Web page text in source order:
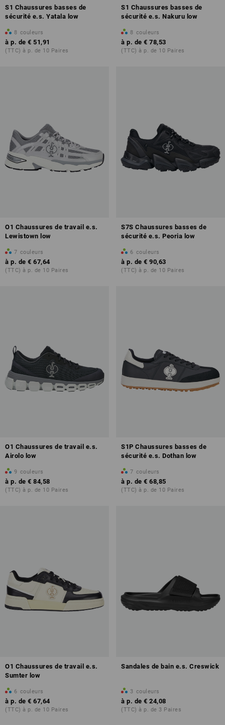
S1 Chaussures basses de
sécurité e.s. Yatala low
8 couleurs
à p. de € 51,91
(TTC) à p. de 10 Paires
S1 Chaussures basses de
sécurité e.s. Nakuru low
8 couleurs
à p. de € 78,53
(TTC) à p. de 10 Paires
O1 Chaussures de travail e.s.
Lewistown low
7 couleurs
à p. de € 67,64
(TTC) à p. de 10 Paires
S7S Chaussures basses de
sécurité e.s. Peoria low
6 couleurs
à p. de € 90,63
(TTC) à p. de 10 Paires
O1 Chaussures de travail e.s.
Airolo low
9 couleurs
à p. de € 84,58
(TTC) à p. de 10 Paires
S1P Chaussures basses de
sécurité e.s. Dothan low
7 couleurs
à p. de € 68,85
(TTC) à p. de 10 Paires
O1 Chaussures de travail e.s.
Sumter low
6 couleurs
à p. de € 67,64
(TTC) à p. de 10 Paires
Sandales de bain e.s. Creswick
3 couleurs
à p. de € 24,08
(TTC) à p. de 3 Paires